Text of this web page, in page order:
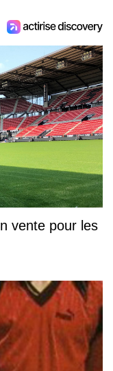
vente pour les